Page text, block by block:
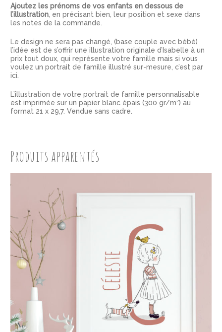
Ajoutez les prénoms de vos enfants en dessous de
l’illustration , en précisant bien, leur position et sexe dans
les notes de la commande.
Le design ne sera pas changé, (base couple avec bébé)
l’idée est de s’offrir une illustration originale d’Isabelle à un
prix tout doux, qui représente votre famille mais si vous
voulez un portrait de famille illustré sur-mesure , c’est par
ici.
L’illustration de votre portrait de famille personnalisable
est imprimée sur un papier blanc épais (300 gr/m²) au
format 21 x 29,7. Vendue sans cadre.
Produits apparentés